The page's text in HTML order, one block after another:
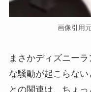
画像引用
まさかディズニー
な騒動が起こらな
との関連は、ちょっ